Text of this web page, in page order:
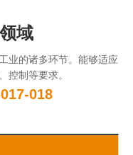
域
业的诸多环节。能够适应
控制等要求。
018